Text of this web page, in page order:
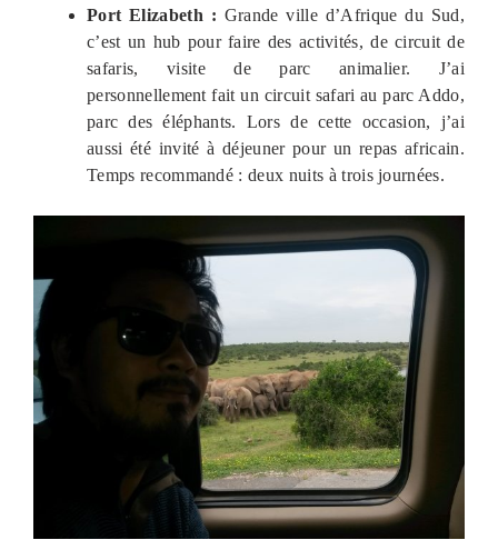
Port Elizabeth : Grande ville d’Afrique du Sud,
c’est un hub pour faire des activités, de circuit de
safaris, visite de parc animalier. J’ai
personnellement fait un circuit safari au parc Addo,
parc des éléphants. Lors de cette occasion, j’ai
aussi été invité à déjeuner pour un repas africain.
Temps recommandé : deux nuits à trois journées.